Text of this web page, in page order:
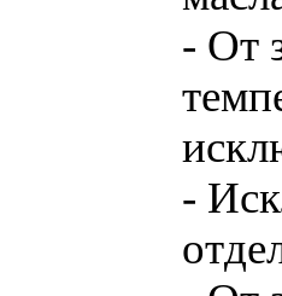
- От
-